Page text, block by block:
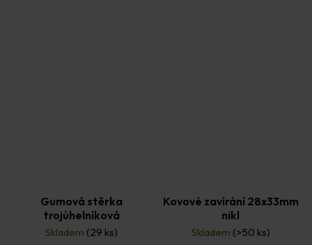
Gumová stěrka
trojúhelníková
Skladem (29 ks)
Kovové zavírání 28x33mm
nikl
Skladem (>50 ks)